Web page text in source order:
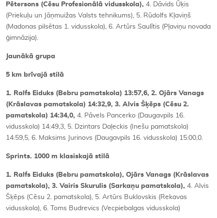
Pētersons (Cēsu Profesionālā vidusskola), 4. Dāvids Ūķis
(Priekuļu un Jāņmuižas Valsts tehnikums), 5. Rūdolfs Kļaviņš
(Madonas pilsētas 1. vidusskola), 6. Artūrs Saulītis (Pļaviņu novada
ģimnāzija).
Jaunākā grupa
5 km brīvajā stilā
1. Ralfs Eiduks (Bebru pamatskola) 13:57,6, 2. Ojārs Vanags
(Krāslavas pamatskola) 14:32,9, 3. Alvis Šķēps (Cēsu 2.
pamatskola) 14:34,0, 4. Pāvels Pancerko (Daugavpils 16.
vidusskola) 14:49,3, 5. Dzintars Daļeckis (Inešu pamatskola)
14:59,5, 6. Maksims Jurinovs (Daugavpils 16. vidusskola) 15:00,0.
Sprints. 1000 m klasiskajā stilā
1. Ralfs Eiduks (Bebru pamatskola), Ojārs Vanags (Krāslavas
pamatskola), 3. Vairis Skurulis (Sarkaņu pamatskola), 4. Alvis
Šķēps (Cēsu 2. pamatskola), 5. Artūrs Buklovskis (Rekavas
vidusskola), 6. Toms Budrevics (Vecpiebalgas vidusskola)